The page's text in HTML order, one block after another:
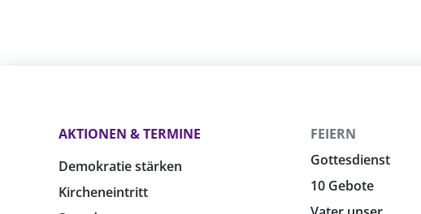
AKTIONEN & TERMINE
Demokratie stärken
Kircheneintritt
FEIERN
Gottesdienst
10 Gebote